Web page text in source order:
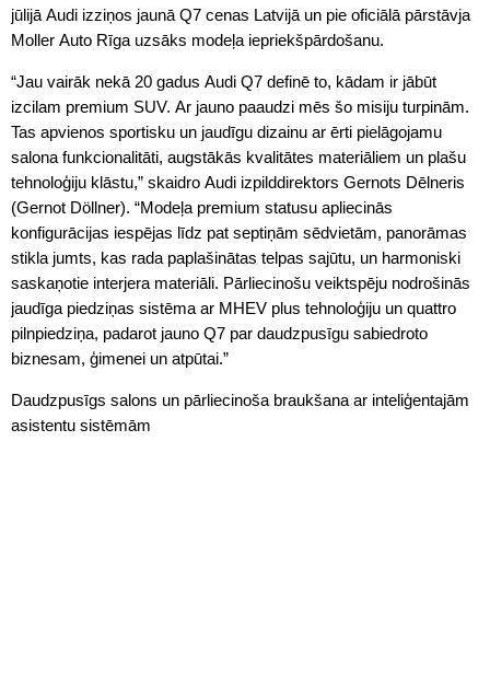
jūlijā Audi izziņos jaunā Q7 cenas Latvijā un pie oficiālā pārstāvja
Moller Auto Rīga uzsāks modeļa iepriekšpārdošanu.
“Jau vairāk nekā 20 gadus Audi Q7 definē to, kādam ir jābūt
izcilam premium SUV. Ar jauno paaudzi mēs šo misiju turpinām.
Tas apvienos sportisku un jaudīgu dizainu ar ērti pielāgojamu
salona funkcionalitāti, augstākās kvalitātes materiāliem un plašu
tehnoloģiju klāstu,” skaidro Audi izpilddirektors Gernots Dēlneris
(Gernot Döllner). “Modeļa premium statusu apliecinās
konfigurācijas iespējas līdz pat septiņām sēdvietām, panorāmas
stikla jumts, kas rada paplašinātas telpas sajūtu, un harmoniski
saskaņotie interjera materiāli. Pārliecinošu veiktspēju nodrošinās
jaudīga piedziņas sistēma ar MHEV plus tehnoloģiju un quattro
pilnpiedziņa, padarot jauno Q7 par daudzpusīgu sabiedroto
biznesam, ģimenei un atpūtai.”
Daudzpusīgs salons un pārliecinoša braukšana ar inteliģentajām
asistentu sistēmām